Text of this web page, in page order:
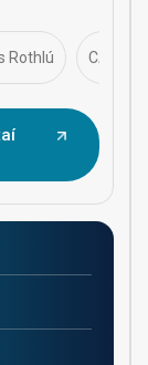
Rothlú CABG